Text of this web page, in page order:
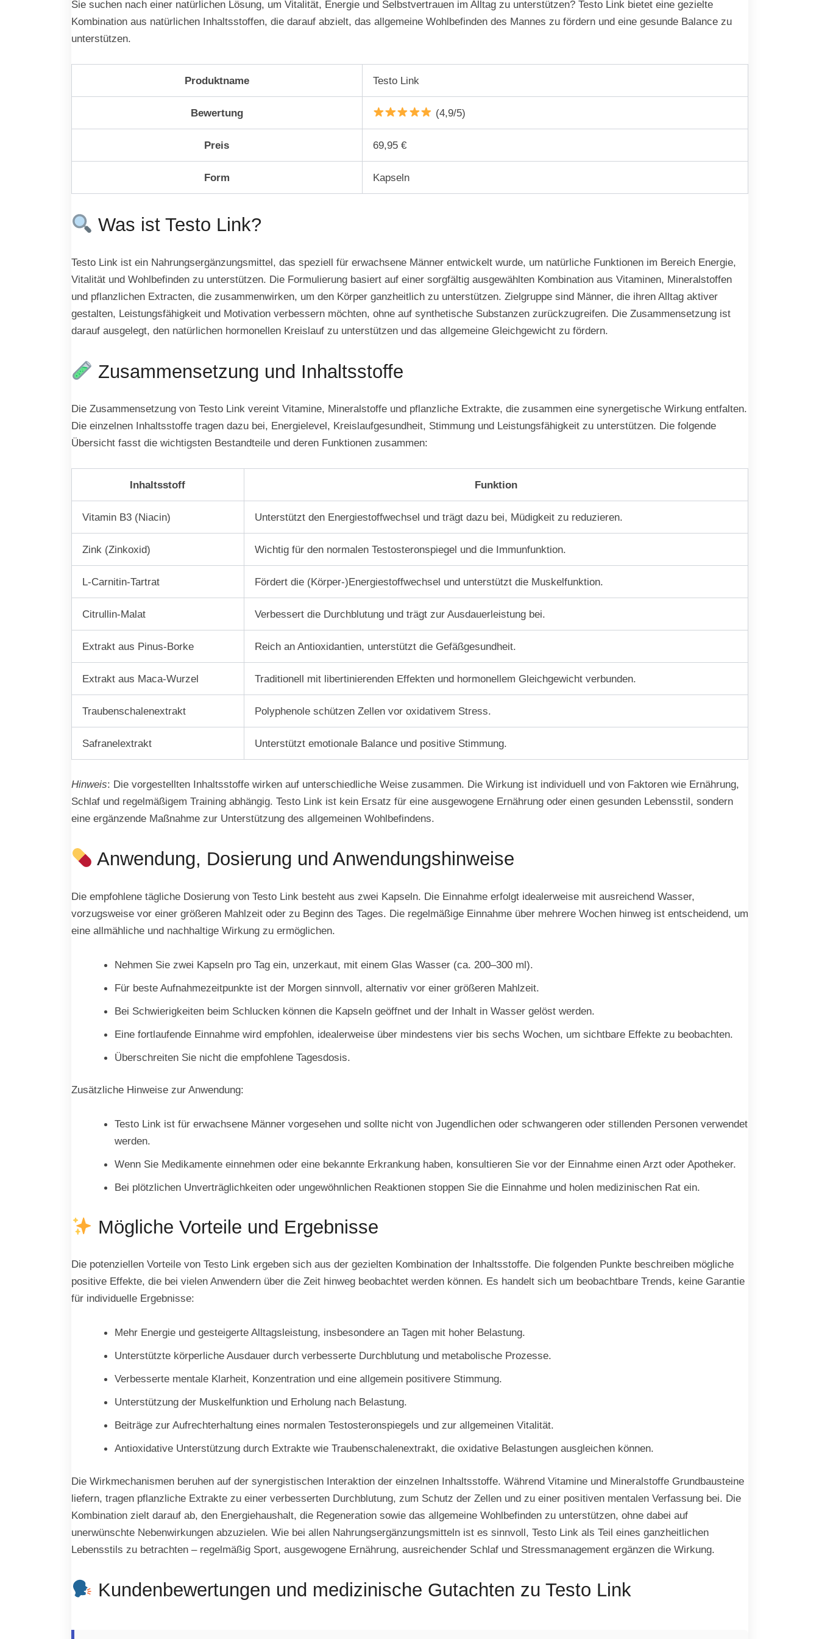
Sie suchen nach einer natürlichen Lösung, um Vitalität, Energie und Selbstvertrauen im Alltag zu unterstützen? Testo Link bietet eine gezielte
Kombination aus natürlichen Inhaltsstoffen, die darauf abzielt, das allgemeine Wohlbefinden des Mannes zu fördern und eine gesunde Balance zu
unterstützen.
Produktname Testo Link
Bewertung (4,9/5)
Preis 69,95 €
Form Kapseln
Was ist Testo Link?
Testo Link ist ein Nahrungsergänzungsmittel, das speziell für erwachsene Männer entwickelt wurde, um natürliche Funktionen im Bereich Energie,
Vitalität und Wohlbefinden zu unterstützen. Die Formulierung basiert auf einer sorgfältig ausgewählten Kombination aus Vitaminen, Mineralstoffen
und pflanzlichen Extracten, die zusammenwirken, um den Körper ganzheitlich zu unterstützen. Zielgruppe sind Männer, die ihren Alltag aktiver
gestalten, Leistungsfähigkeit und Motivation verbessern möchten, ohne auf synthetische Substanzen zurückzugreifen. Die Zusammensetzung ist
darauf ausgelegt, den natürlichen hormonellen Kreislauf zu unterstützen und das allgemeine Gleichgewicht zu fördern.
Zusammensetzung und Inhaltsstoffe
Die Zusammensetzung von Testo Link vereint Vitamine, Mineralstoffe und pflanzliche Extrakte, die zusammen eine synergetische Wirkung entfalten.
Die einzelnen Inhaltsstoffe tragen dazu bei, Energielevel, Kreislaufgesundheit, Stimmung und Leistungsfähigkeit zu unterstützen. Die folgende
Übersicht fasst die wichtigsten Bestandteile und deren Funktionen zusammen:
Inhaltsstoff Funktion
Vitamin B3 (Niacin) Unterstützt den Energiestoffwechsel und trägt dazu bei, Müdigkeit zu reduzieren.
Zink (Zinkoxid) Wichtig für den normalen Testosteronspiegel und die Immunfunktion.
L-Carnitin-Tartrat Fördert die (Körper-)Energiestoffwechsel und unterstützt die Muskelfunktion.
Citrullin-Malat Verbessert die Durchblutung und trägt zur Ausdauerleistung bei.
Extrakt aus Pinus-Borke Reich an Antioxidantien, unterstützt die Gefäßgesundheit.
Extrakt aus Maca-Wurzel Traditionell mit libertinierenden Effekten und hormonellem Gleichgewicht verbunden.
Traubenschalenextrakt Polyphenole schützen Zellen vor oxidativem Stress.
Safranelextrakt Unterstützt emotionale Balance und positive Stimmung.
Hinweis: Die vorgestellten Inhaltsstoffe wirken auf unterschiedliche Weise zusammen. Die Wirkung ist individuell und von Faktoren wie Ernährung,
Schlaf und regelmäßigem Training abhängig. Testo Link ist kein Ersatz für eine ausgewogene Ernährung oder einen gesunden Lebensstil, sondern
eine ergänzende Maßnahme zur Unterstützung des allgemeinen Wohlbefindens.
Anwendung, Dosierung und Anwendungshinweise
Die empfohlene tägliche Dosierung von Testo Link besteht aus zwei Kapseln. Die Einnahme erfolgt idealerweise mit ausreichend Wasser,
vorzugsweise vor einer größeren Mahlzeit oder zu Beginn des Tages. Die regelmäßige Einnahme über mehrere Wochen hinweg ist entscheidend, um
eine allmähliche und nachhaltige Wirkung zu ermöglichen.
Nehmen Sie zwei Kapseln pro Tag ein, unzerkaut, mit einem Glas Wasser (ca. 200–300 ml).
Für beste Aufnahmezeitpunkte ist der Morgen sinnvoll, alternativ vor einer größeren Mahlzeit.
Bei Schwierigkeiten beim Schlucken können die Kapseln geöffnet und der Inhalt in Wasser gelöst werden.
Eine fortlaufende Einnahme wird empfohlen, idealerweise über mindestens vier bis sechs Wochen, um sichtbare Effekte zu beobachten.
Überschreiten Sie nicht die empfohlene Tagesdosis.
Zusätzliche Hinweise zur Anwendung:
Testo Link ist für erwachsene Männer vorgesehen und sollte nicht von Jugendlichen oder schwangeren oder stillenden Personen verwendet
werden.
Wenn Sie Medikamente einnehmen oder eine bekannte Erkrankung haben, konsultieren Sie vor der Einnahme einen Arzt oder Apotheker.
Bei plötzlichen Unverträglichkeiten oder ungewöhnlichen Reaktionen stoppen Sie die Einnahme und holen medizinischen Rat ein.
Mögliche Vorteile und Ergebnisse
Die potenziellen Vorteile von Testo Link ergeben sich aus der gezielten Kombination der Inhaltsstoffe. Die folgenden Punkte beschreiben mögliche
positive Effekte, die bei vielen Anwendern über die Zeit hinweg beobachtet werden können. Es handelt sich um beobachtbare Trends, keine Garantie
für individuelle Ergebnisse:
Mehr Energie und gesteigerte Alltagsleistung, insbesondere an Tagen mit hoher Belastung.
Unterstützte körperliche Ausdauer durch verbesserte Durchblutung und metabolische Prozesse.
Verbesserte mentale Klarheit, Konzentration und eine allgemein positivere Stimmung.
Unterstützung der Muskelfunktion und Erholung nach Belastung.
Beiträge zur Aufrechterhaltung eines normalen Testosteronspiegels und zur allgemeinen Vitalität.
Antioxidative Unterstützung durch Extrakte wie Traubenschalenextrakt, die oxidative Belastungen ausgleichen können.
Die Wirkmechanismen beruhen auf der synergistischen Interaktion der einzelnen Inhaltsstoffe. Während Vitamine und Mineralstoffe Grundbausteine
liefern, tragen pflanzliche Extrakte zu einer verbesserten Durchblutung, zum Schutz der Zellen und zu einer positiven mentalen Verfassung bei. Die
Kombination zielt darauf ab, den Energiehaushalt, die Regeneration sowie das allgemeine Wohlbefinden zu unterstützen, ohne dabei auf
unerwünschte Nebenwirkungen abzuzielen. Wie bei allen Nahrungsergänzungsmitteln ist es sinnvoll, Testo Link als Teil eines ganzheitlichen
Lebensstils zu betrachten – regelmäßig Sport, ausgewogene Ernährung, ausreichender Schlaf und Stressmanagement ergänzen die Wirkung.
Kundenbewertungen und medizinische Gutachten zu Testo Link